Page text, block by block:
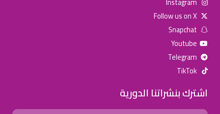
Follow us on X
Snapchat
Youtube
Telegram
TikTok
اشترك بنشراتنا الدورية
جروب فيسبوك